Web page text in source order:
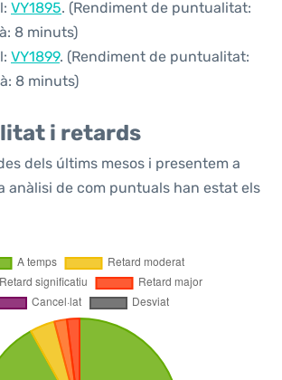
VY1895. (Rendiment de puntualitat:
8 minuts)
VY1899. (Rendiment de puntualitat:
8 minuts)
i retards
dels últims mesos i presentem a
anàlisi de com puntuals han estat els